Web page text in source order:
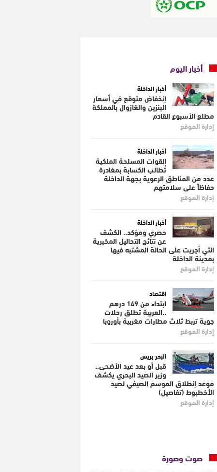
أخبار اليوم
أخبار الداخلة
إنخفاض متوقع في أسعار
البنزين والغازوال بالمملكة
مطلع الأسبوع القادم
إدارة الموقع
أخبار الداخلة
القوات المسلحة الملكية
تُطالب الكسابة بمغادرة
عدد من المناطق الرعوية بجهة الداخلة
حفاظاً على سلامتهم
إدارة الموقع
أخبار الداخلة
حصري ومؤكد.. الكشف
عن نتائج التحاليل المخبرية
التي أجريت على الحالة المشتبه فيها
بمدينة الداخلة
إدارة الموقع
اقتصاد
ابتداء من 149 درهم
..العربية تطلق رحلات
جوية تربط ثلاث مطارات مغربية بأوروبا
إدارة الموقع
البحر بريس
قبل أو بعد عيد الأضحى..
وزير الصيد البحري يكشف
موعد إنطلاق الموسم الصيفي لصيد
الأخطبوط (تفاصيل)
إدارة الموقع
صوت وصورة